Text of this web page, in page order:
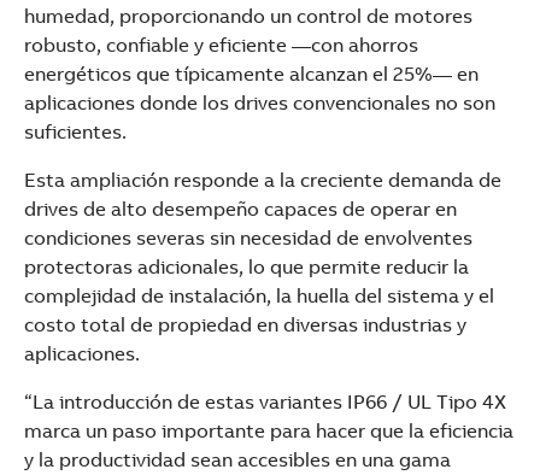
humedad, proporcionando un control de motores
robusto, confiable y eficiente —con ahorros
energéticos que típicamente alcanzan el 25%— en
aplicaciones donde los drives convencionales no son
suficientes.
Esta ampliación responde a la creciente demanda de
drives de alto desempeño capaces de operar en
condiciones severas sin necesidad de envolventes
protectoras adicionales, lo que permite reducir la
complejidad de instalación, la huella del sistema y el
costo total de propiedad en diversas industrias y
aplicaciones.
“La introducción de estas variantes IP66 / UL Tipo 4X
marca un paso importante para hacer que la eficiencia
y la productividad sean accesibles en una gama